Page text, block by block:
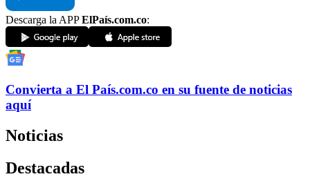
Descarga la APPElPaís.com.co:
Convierta a El País.com.co en su fuente de noticias
aquí
Noticias
Destacadas